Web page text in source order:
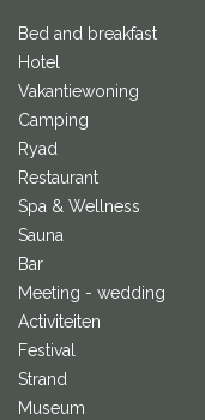
Bed and breakfast
Hotel
Vakantiewoning
Camping
Ryad
Restaurant
Spa & Wellness
Sauna
Bar
Meeting - wedding
Activiteiten
Festival
Strand
Museum